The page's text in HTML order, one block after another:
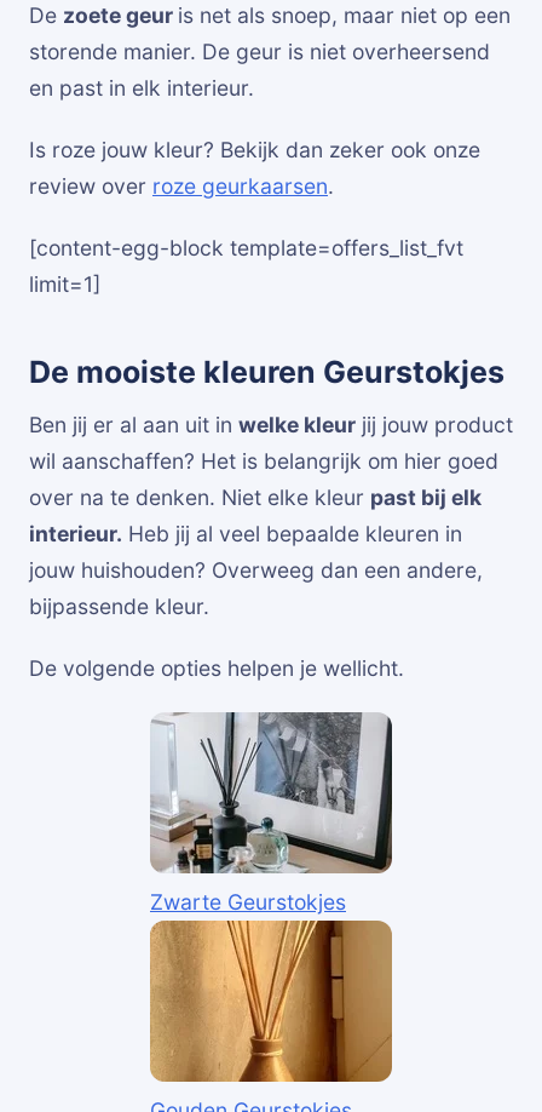
De zoete geur is net als snoep, maar niet op een
storende manier. De geur is niet overheersend
en past in elk interieur.
Is roze jouw kleur? Bekijk dan zeker ook onze
review over roze geurkaarsen.
[content-egg-block template=offers_list_fvt
limit=1]
De mooiste kleuren Geurstokjes
Ben jij er al aan uit in welke kleur jij jouw product
wil aanschaffen? Het is belangrijk om hier goed
over na te denken. Niet elke kleur past bij elk
interieur. Heb jij al veel bepaalde kleuren in
jouw huishouden? Overweeg dan een andere,
bijpassende kleur.
De volgende opties helpen je wellicht.
Zwarte Geurstokjes